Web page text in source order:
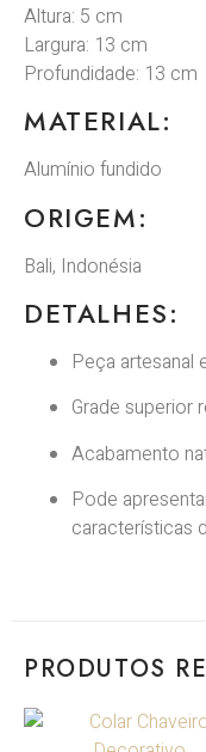
Altura: 5 cm
Largura: 13 cm
Profundidade: 13 cm
MATERIAL:
Alumínio fundido
ORIGEM:
Bali, Indonésia
DETALHES:
Peça artesanal
Grade superior
Acabamento
Pode
características
PRODUTOS